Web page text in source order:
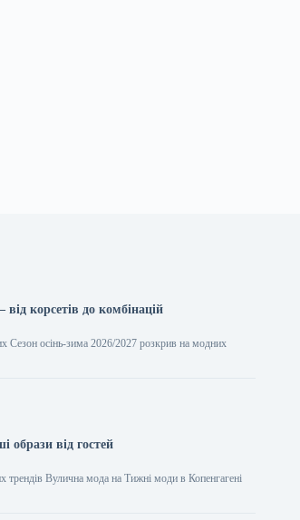
корсетів до комбінацій
Сезон осінь-зима 2026/2027 розкрив на модних
образи від гостей
трендів Вулична мода на Тижні моди в Копенгагені